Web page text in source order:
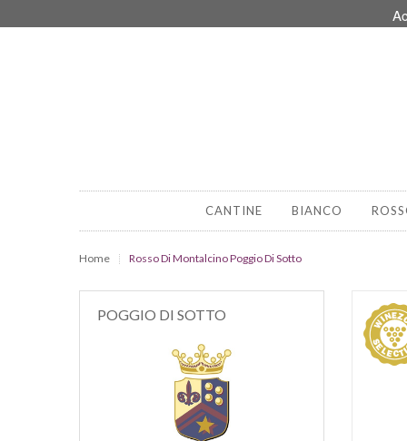
CANTINE BIANCO
Home Rosso Di Montalcino Poggio Di Sotto
POGGIO DI SOTTO